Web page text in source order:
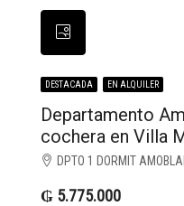
DESTACADA EN ALQUILER
Departamento
cochera en Villa
DPTO 1 DORMIT
₲ 5.775.000